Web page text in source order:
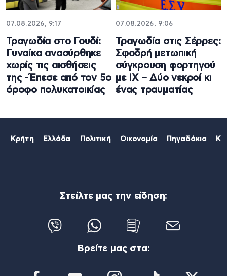
07.08.2026, 9:17
Τραγωδία στο Γουδί:
Γυναίκα ανασύρθηκε
χωρίς τις αισθήσεις
της -Έπεσε από τον 5ο
όροφο πολυκατοικίας
07.08.2026, 9:06
Τραγωδία στις Σέρρες:
Σφοδρή μετωπική
σύγκρουση φορτηγού
με ΙΧ – Δύο νεκροί κι
ένας τραυματίας
Κρήτη Ελλάδα Πολιτική Οικονομία Πηγαδάκια
Στείλτε μας την είδηση:
Βρείτε μας στα: